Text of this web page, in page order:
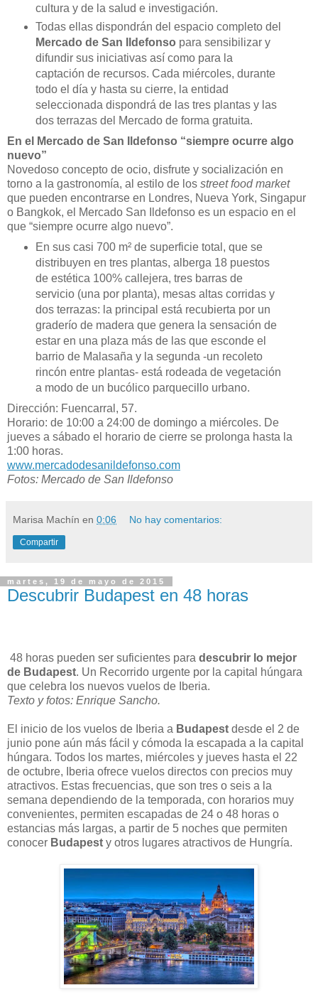
cultura y de la salud e investigación.
Todas ellas dispondrán del espacio completo del
Mercado de San Ildefonso para sensibilizary
difundir sus iniciativas así como para la
captación de recursos. Cada miércoles, durante
todo el día y hasta su cierre, la entidad
seleccionada dispondrá de las tres plantas y las
dos terrazas del Mercado de forma gratuita.
En el Mercado de San Ildefonso “siempre ocurre algo
nuevo”
Novedoso concepto de ocio, disfrute y socialización en
torno a la gastronomía, al estilo de los street food market
que pueden encontrarse en Londres, Nueva York, Singapur
o Bangkok, el Mercado San Ildefonso es un espacio en el
que “siempre ocurre algo nuevo”.
En sus casi 700 m² de superficie total, que se
distribuyen en tres plantas, alberga 18 puestos
de estética 100% callejera, tres barras de
servicio (una por planta), mesas altas corridas y
dos terrazas: la principal está recubierta por un
graderío de madera que genera la sensación de
estar en una plaza más de las que esconde el
barrio de Malasaña y la segunda -un recoleto
rincón entre plantas- está rodeada de vegetación
a modo de un bucólico parquecillo urbano.
Dirección: Fuencarral, 57.
Horario: de 10:00 a 24:00 de domingo a miércoles. De
jueves a sábado el horario de cierre se prolonga hasta la
1:00 horas.
www.mercadodesanildefonso.com
Fotos: Mercado de San Ildefonso
Marisa Machín en 0:06 No hay comentarios:
Compartir
martes, 19 de mayo de 2015
Descubrir Budapest en 48 horas
48 horas pueden ser suficientes para descubrir lo mejor
de Budapest. Un Recorrido urgente por la capital húngara
que celebra los nuevos vuelos de Iberia.
Texto y fotos: Enrique Sancho.
El inicio de los vuelos de Iberia a Budapest desde el 2 de
junio pone aún más fácil y cómoda la escapada a la capital
húngara. Todos los martes, miércoles y jueves hasta el 22
de octubre, Iberia ofrece vuelos directos con precios muy
atractivos. Estas frecuencias, que son tres o seis a la
semana dependiendo de la temporada, con horarios muy
convenientes, permiten escapadas de 24 o 48 horas o
estancias más largas, a partir de 5 noches que permiten
conocer Budapest y otros lugares atractivos de Hungría.